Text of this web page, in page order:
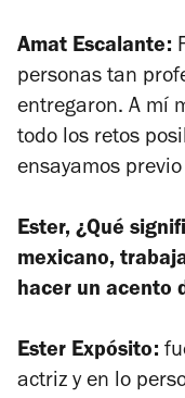
Amat Escalante:
personas tan
entregaron. A mí
todo los retos
ensayamos
Ester, ¿Qué
mexicano,
hacer un acento
Ester Expósito:
actriz y en lo